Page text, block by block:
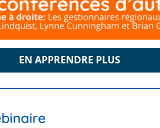
EN APPRENDRE PLUS